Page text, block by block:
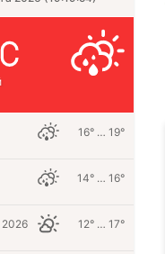
16° … 19°
14° … 16°
2026 12° … 17°